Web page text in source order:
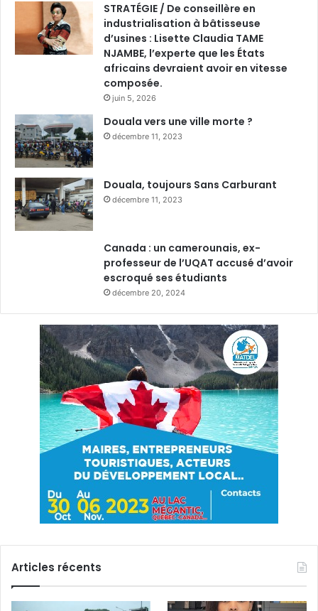
STRATÉGIE / De conseillère en
industrialisation à bâtisseuse
d’usines : Lisette Claudia TAME
NJAMBE, l’experte que les États
africains devraient avoir en vitesse
composée.
juin 5, 2026
Douala vers une ville morte ?
décembre 11, 2023
Douala, toujours Sans Carburant
décembre 11, 2023
Canada : un camerounais, ex-
professeur de l’UQAT accusé d’avoir
escroqué ses étudiants
décembre 20, 2024
Articles récents